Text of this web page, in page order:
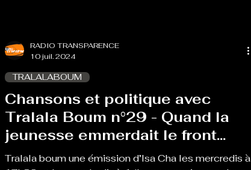
Chansons et politique avec
Tralala Boum n°29 - Quand la
jeunesse emmerdait le front
national
Tralala boum une émission d’Isa Cha les mercredis à
TRALALABOUM
RADIO TRANSPARENCE
10 juil. 2024